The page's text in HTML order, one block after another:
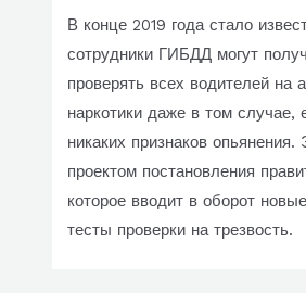
В конце 2019 года стало
сотрудники ГИБДД могут
проверять всех водителей на
наркотики даже в том случае,
никаких признаков опьянения.
проектом постановления
которое вводит в оборот
тесты проверки на трезвость.